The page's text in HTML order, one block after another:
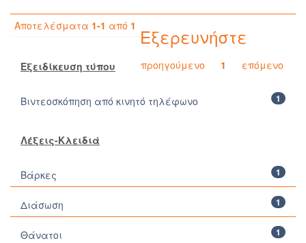
Αποτελέσματα 1-1 από 1
προηγούμενο 1 επόμενο
Εξερευνήστε
Εξειδίκευση τύπου
1
Βιντεοσκόπηση από κινητό τηλέφωνο
Λέξεις-Κλειδιά
1
Βάρκες
1
Διάσωση
1
Θάνατοι